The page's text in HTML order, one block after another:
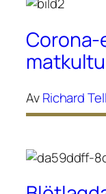
Corona-
AvRichard